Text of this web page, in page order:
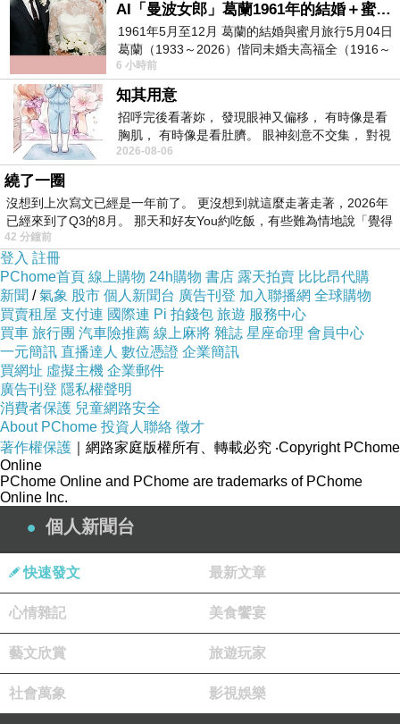
AI「曼波女郎」葛蘭1961年的結婚＋蜜月旅行 #戀上老電影 #葛蘭 #粟子
1961年5月至12月 葛蘭的結婚與蜜月旅行5月04日
葛蘭（1933～2026）偕同未婚夫高福全（1916～
2004）乘郵輪赴倫敦6月15日於英國倫敦St.S
6 小時前
知其用意
招呼完後看著妳， 發現眼神又偏移， 有時像是看
胸肌， 有時像是看肚臍。 眼神刻意不交集， 對視
視線不對齊， 讓我很難不
2026-08-06
繞了一圈
沒想到上次寫文已經是一年前了。 更沒想到就這麼走著走著，2026年
已經來到了Q3的8月。 那天和好友You約吃飯，有些難為情地說「覺得
42 分鐘前
登入 註冊
PChome首頁 線上購物 24h購物 書店 露天拍賣 比比昂代購
新聞 /氣象 股市 個人新聞台 廣告刊登 加入聯播網 全球購物
買賣租屋 支付連 國際連 Pi 拍錢包 旅遊 服務中心
買車 旅行團 汽車險推薦 線上麻將 雜誌 星座命理 會員中心
一元簡訊 直播達人 數位憑證 企業簡訊
買網址 虛擬主機 企業郵件
廣告刊登 隱私權聲明
消費者保護 兒童網路安全
About PChome 投資人聯絡 徵才
著作權保護 ｜網路家庭版權所有、轉載必究 ‧Copyright PChome
Online
PChome Online and PChome are trademarks of PChome
Online Inc.
個人新聞台
快速發文 最新文章
心情雜記 美食饗宴
藝文欣賞 旅遊玩家
社會萬象 影視娛樂